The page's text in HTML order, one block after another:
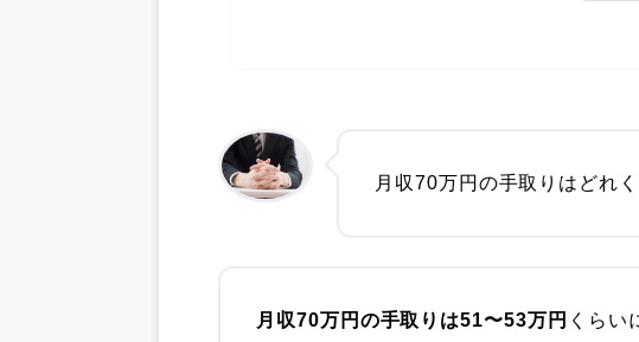
月収70万円の手取りはどれ
月収70万円の手取りは51〜53万円 くらい